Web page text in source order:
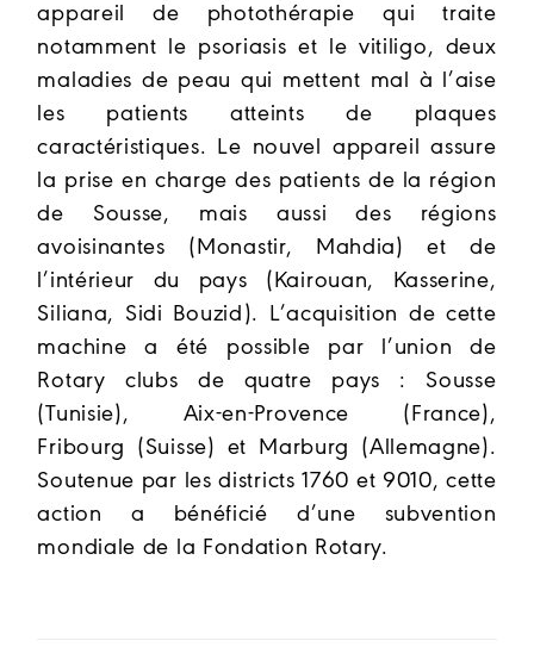
appareil de photothérapie qui traite
notamment le psoriasis et le vitiligo, deux
maladies de peau qui mettent mal à l’aise
les patients atteints de plaques
caractéristiques. Le nouvel appareil assure
la prise en charge des patients de la région
de Sousse, mais aussi des régions
avoisinantes (Monastir, Mahdia) et de
l’intérieur du pays (Kairouan, Kasserine,
Siliana, Sidi Bouzid).
L’acquisition de cette
machine a été possible par l’union de
Rotary clubs de quatre pays : Sousse
(Tunisie), Aix-en-Provence (France),
Fribourg (Suisse) et Marburg (Allemagne).
Soutenue par les districts 1760 et 9010, cette
action a bénéficié d’une subvention
mondiale de la Fondation Rotary.